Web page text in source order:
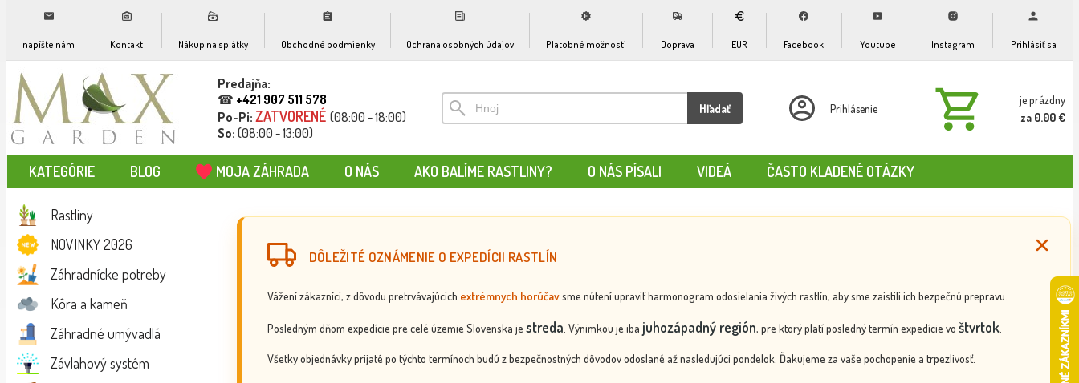
napíšte nám Kontakt Nákup na splátky Obchodné podmienky Ochrana osobných údajov Platobné možnosti Doprava EUR Facebook Youtube Instagram Prihlásiť sa
Predajňa:
☎ +421 907 511 578
Po-Pi: ZATVORENÉ (08:00 - 18:00)
So: (08:00 - 13:00)
Hľadať Prihlásenie
je prázdny
za 0.00 €
KATEGÓRIE BLOG MOJA ZÁHRADA O NÁS AKO BALÍME RASTLINY? O NÁS PÍSALI VIDEÁ ČASTO KLADENÉ OTÁZKY
Rastliny
NOVINKY 2026
Záhradnícke potreby
Kôra a kameň
Záhradné umývadlá
Závlahový systém
DÔLEŽITÉ OZNÁMENIE O EXPEDÍCII RASTLÍN
Vážení zákazníci, z dôvodu pretrvávajúcich extrémnych horúčavsme nútení upraviť harmonogram odosielania živých rastlín, aby sme zaistili ich bezpečnú prepravu.
Posledným dňom expedície pre celé územie Slovenska je streda . Výnimkou je iba juhozápadný región, pre ktorý platí posledný termín expedície vo štvrtok.
Všetky objednávky prijaté po týchto termínoch budú z bezpečnostných dôvodov odoslané až nasledujúci pondelok. Ďakujeme za vaše pochopenie a trpezlivosť.